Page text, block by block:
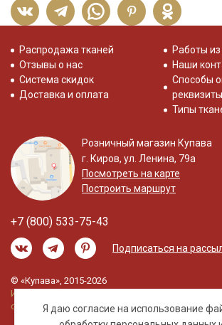
Я даю согласие на использование
Распродажа тканей
Отзывы о нас
Система скидок
Доставка и оплата
Работы
Наши
Способы
реквизиты
Типы
Розничный магазин Купава
г. Киров, ул. Ленина, 79а
Посмотреть на карте
Построить маршрут
+7 (800) 533-75-43
Подписаться на
© «Купава», 2015-2026
Информация на сайте не является публичной
офертой.